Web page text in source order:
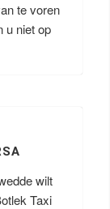
te voren
u niet op
wilt
Taxi